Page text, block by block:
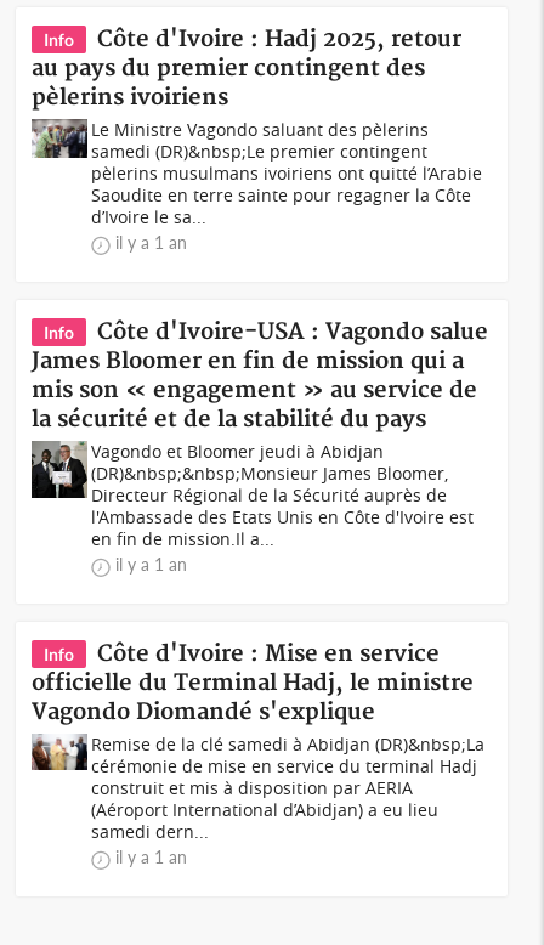
Info
Côte d'Ivoire : Hadj 2025, retour
au pays du premier contingent des
pèlerins ivoiriens
Le Ministre Vagondo saluant des pèlerins
samedi (DR)&nbsp;Le premier contingent
pèlerins musulmans ivoiriens ont quitté l’Arabie
Saoudite en terre sainte pour regagner la Côte
d’Ivoire le sa...
il y a 1 an
Info
Côte d'Ivoire-USA : Vagondo salue
James Bloomer en fin de mission qui a
mis son « engagement » au service de
la sécurité et de la stabilité du pays
Vagondo et Bloomer jeudi à Abidjan
(DR)&nbsp;&nbsp;Monsieur James Bloomer,
Directeur Régional de la Sécurité auprès de
l'Ambassade des Etats Unis en Côte d'Ivoire est
en fin de mission.Il a...
il y a 1 an
Info
Côte d'Ivoire : Mise en service
officielle du Terminal Hadj, le ministre
Vagondo Diomandé s'explique
Remise de la clé samedi à Abidjan (DR)&nbsp;La
cérémonie de mise en service du terminal Hadj
construit et mis à disposition par AERIA
(Aéroport International d’Abidjan) a eu lieu
samedi dern...
il y a 1 an